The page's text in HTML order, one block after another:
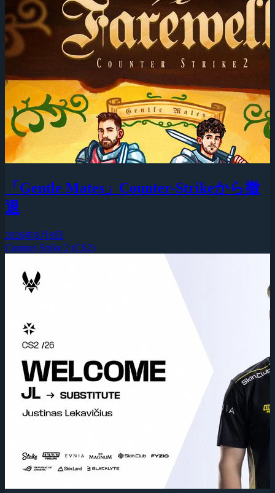
「Gentle Mates」Counter-Strikeから撤
退
2026年8月8日
Counter-Strike 2 (CS2)